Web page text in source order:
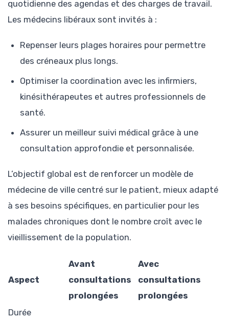
quotidienne des agendas et des charges de travail.
Les médecins libéraux sont invités à :
Repenser leurs plages horaires pour permettre
des créneaux plus longs.
Optimiser la coordination avec les infirmiers,
kinésithérapeutes et autres professionnels de
santé.
Assurer un meilleur suivi médical grâce à une
consultation approfondie et personnalisée.
L’objectif global est de renforcer un modèle de
médecine de ville centré sur le patient, mieux adapté
à ses besoins spécifiques, en particulier pour les
malades chroniques dont le nombre croît avec le
vieillissement de la population.
Aspect
Avant
consultations
prolongées
Avec
consultations
prolongées
Durée